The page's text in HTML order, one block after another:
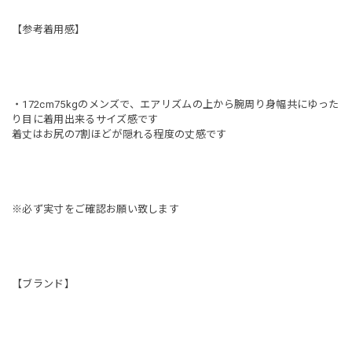
【参考着用感】
・172cm75kgのメンズで、エアリズムの上から腕周り身幅共にゆった
り目に着用出来るサイズ感です
着丈はお尻の7割ほどが隠れる程度の丈感です
※必ず実寸をご確認お願い致します
【ブランド】